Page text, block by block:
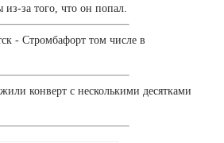
из-за того, что он попал.
- Стромбафорт том числе в
конверт с несколькими десятками